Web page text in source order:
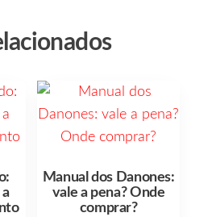
Manual dos Danones:
vale a pena? Onde
comprar?